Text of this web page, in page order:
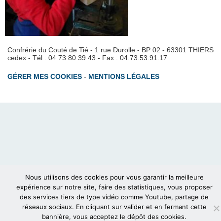
Confrérie du Couté de Tié - 1 rue Durolle - BP 02 - 63301 THIERS
cedex - Tél : 04 73 80 39 43 - Fax : 04.73.53.91.17
GÉRER MES COOKIES - MENTIONS LÉGALES
Nous utilisons des cookies pour vous garantir la meilleure
expérience sur notre site, faire des statistiques, vous proposer
des services tiers de type vidéo comme Youtube, partage de
réseaux sociaux. En cliquant sur valider et en fermant cette
bannière, vous acceptez le dépôt des cookies.